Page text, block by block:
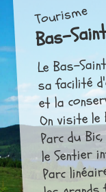
Tourisme
Bas-
Le Bas-
sa facilité
et la
On visite
Parc du
le Sentier
Parc